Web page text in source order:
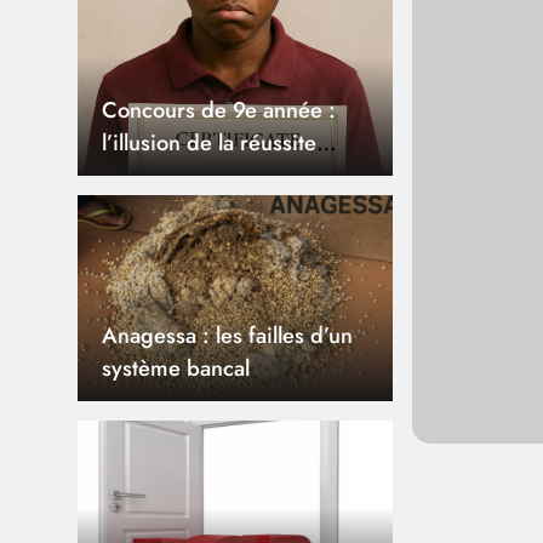
Démocratie et Développement :
monopartisme n’est pas une
développement
1 An Ago
Concours de 9e année :
scolaire au Burundi
1 An Ago
Anagessa : les failles d’un
1 An Ago
Emploi : non, le secteur public
saturé
Concours de 9e année :
l’illusion de la réussite
scolaire au Burundi
Anagessa : les failles d’un
système bancal